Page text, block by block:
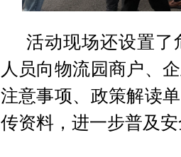
活动现场还设置了
人员向物流园商户、
注意事项、政策解读
传资料，进一步普及